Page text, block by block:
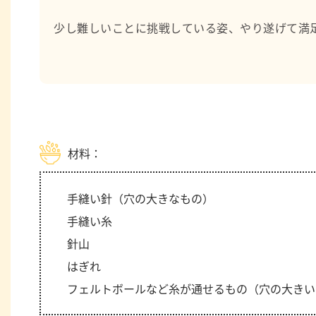
少し難しいことに挑戦している姿、やり遂げて
材料：
手縫い針（穴の大きなもの）
手縫い糸
針山
はぎれ
フェルトボールなど糸が通せるもの（穴の大き